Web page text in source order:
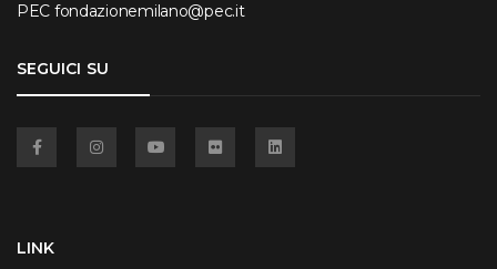
PEC fondazionemilano@pec.it
SEGUICI SU
LINK